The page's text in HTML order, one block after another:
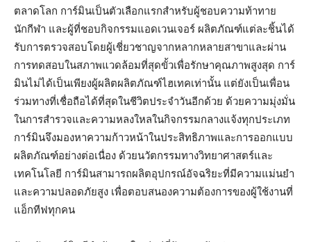
ตลาดโลก การ์มินเป็นตัวเลือกแรกสำหรับผู้ชอบความท้าทาย
นักกีฬา และผู้ที่ชอบกิจกรรมแอดเวนเจอร์ ผลิตภัณฑ์แต่ละชิ้นได้
รับการตรวจสอบโดยผู้เชี่ยวชาญจากหลากหลายสาขาและผ่าน
การทดสอบในสภาพแวดล้อมที่สุดขั้วเพื่อรักษาคุณภาพสูงสุด การ์
มินไม่ได้เป็นเพียงผู้ผลิตผลิตภัณฑ์ไฮเทคเท่านั้น แต่ยังเป็นเพื่อน
ร่วมทางที่เชื่อถือได้ที่สุดในชีวิตประจำวันอีกด้วย ด้วยความมุ่งมั่น
ในการสำรวจและความหลงใหลในกิจกรรมกลางแจ้งทุกประเภท
การ์มินจึงมองหาความก้าวหน้าในประสิทธิภาพและการออกแบบ
ผลิตภัณฑ์อย่างต่อเนื่อง ด้วยนวัตกรรมทางวิทยาศาสตร์และ
เทคโนโลยี การ์มินสามารถผลิตอุปกรณ์อัจฉริยะที่มีความแม่นยำ
และความปลอดภัยสูง เพื่อตอบสนองความต้องการของผู้ใช้งานที่
แอ็กทีฟทุกคน